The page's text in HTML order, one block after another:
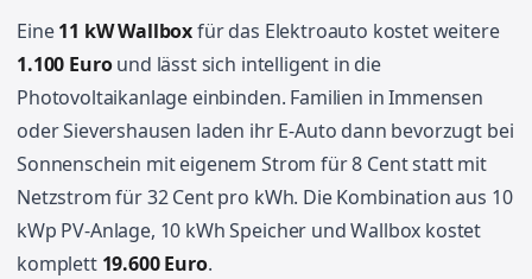
Eine11 kW Wallboxfür das Elektroauto kostet weitere
1.100 Euround lässt sich intelligent in die
Photovoltaikanlage einbinden. Familien in Immensen
oder Sievershausen laden ihr E-Auto dann bevorzugt bei
Sonnenschein mit eigenem Strom für 8 Cent statt mit
Netzstrom für 32 Cent pro kWh. Die Kombination aus 10
kWp PV-Anlage, 10 kWh Speicher und Wallbox kostet
komplett 19.600 Euro.